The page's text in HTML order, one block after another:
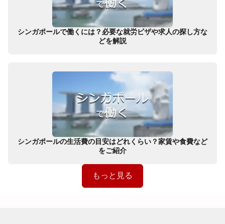
シンガポールで働くには？必要な就労ビザや求人の探し方な
どを解説
シンガポールの生活費の目安はどれくらい？家賃や食費など
をご紹介
もっと見る